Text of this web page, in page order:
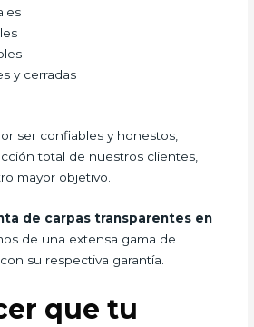
y cerradas
ser confiables y honestos,
total de nuestros clientes,
mayor objetivo.
de carpas transparentes en
de una extensa gama de
su respectiva garantía.
que tu